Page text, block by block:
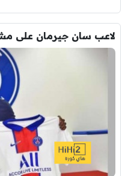
لاعب سان جيرمان على